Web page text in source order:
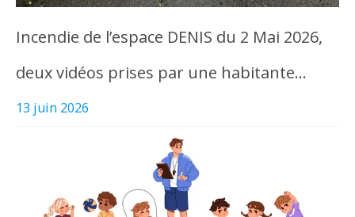
Incendie de l’espace DENIS du 2 Mai 2026,
deux vidéos prises par une habitante…
13 juin 2026